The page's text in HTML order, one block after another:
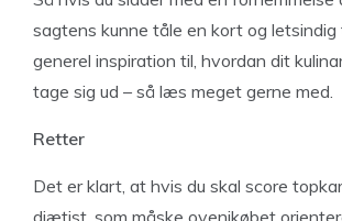
sagtens kunne tåle en kort og
generel inspiration til, hvordan dit
tage sig ud – så læs meget gerne med.
Retter
Det er klart, at hvis du skal score
diætist, som måske ovenikøbet